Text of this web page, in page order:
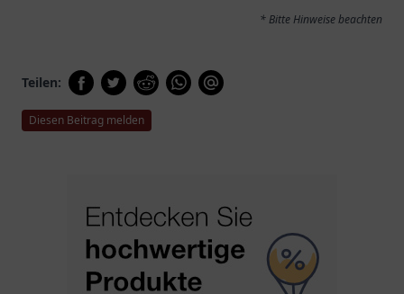
* Bitte Hinweise beachten
Teilen:
Diesen Beitrag melden